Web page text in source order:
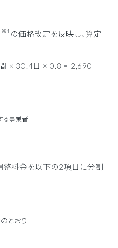
※1 の価格改定を反映し、算定
× 30.4日 × 0.8 = 2,690
る事業者
整料金を以下の2項目に分割
とおり